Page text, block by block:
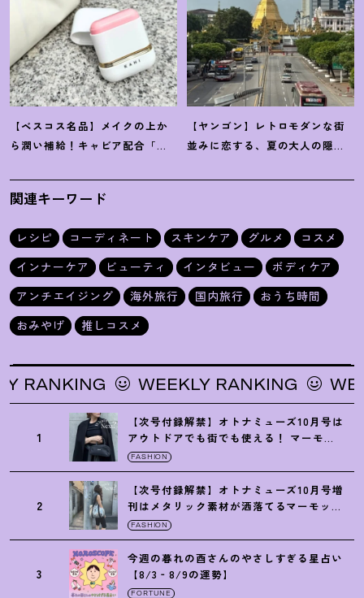
【ベスコス名品】メイクの上か
ら潤い補給 ！ キャビア配合「カ
力
【ヤンゴン】レトロモダンな街
並みに恋する、夏の大人の隠れ
関連キーワード
レシピ コーディネート スキンケア グルメ
コスメ
インナーケア
ビューティ インタビュー
ボディケア
アンチエイジング
海外旅行 国内旅行
おうち時間
おみやげ
推しコスメ
WEEKLY RANKING WEEKLY
1
【次号付録解禁】オトナミューズ10月号は
アウトドアでも街でも使える ！ マーモッ
トの黒ショルダー
FASHION
2
【次号付録解禁】オトナミューズ10月号増
刊はメタリック素材が洒落てるマーモット
の保冷バッグ
FASHION
3
今週の暮れの酉さんのやさしすぎる星占い
【8/3‐8/9の運勢】
FORTUNE